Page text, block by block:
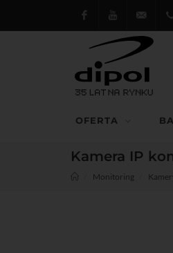
FacebookYoutube
OFERTA
Kamera IP
Monitoring